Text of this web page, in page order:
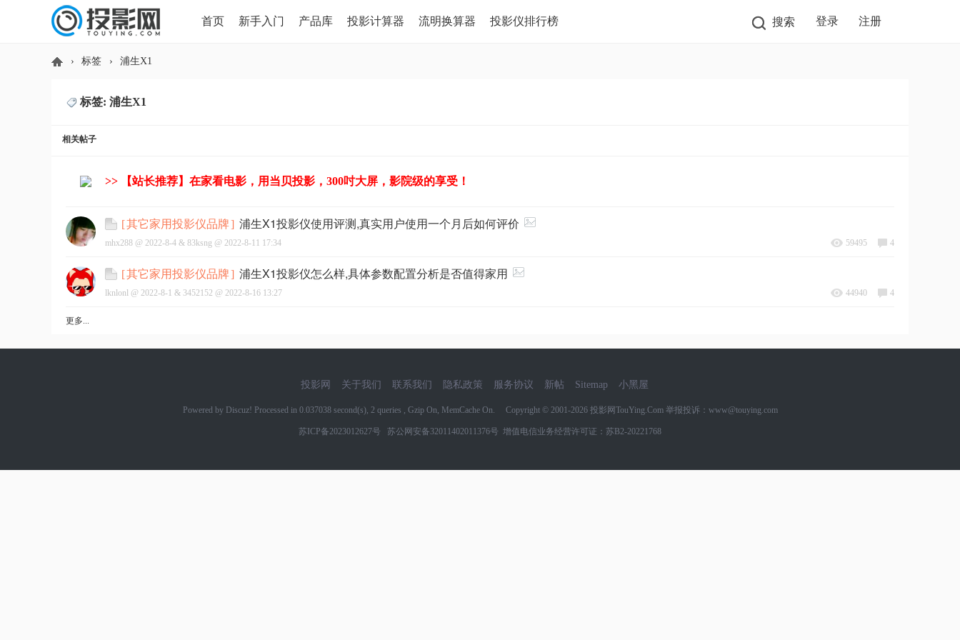
首页 新手入门 产品库 投影计算器 流明换算器 投影仪排行榜
HDMI版本对比 导读
搜索 登录 注册
› 标签 › 浦生X1
标签: 浦生X1
相关帖子
>> 【站长推荐】在家看电影，用当贝投影，300吋大屏，影院级的享受！
[其它家用投影仪品牌] 浦生X1投影仪使用评测,真实用户使用一个月后如何评价
mhx288 @ 2022-8-4 & 83ksng @ 2022-8-11 17:34 59495 4
[其它家用投影仪品牌] 浦生X1投影仪怎么样,具体参数配置分析是否值得家用
lknlonl @ 2022-8-1 & 3452152 @ 2022-8-16 13:27 44940 4
更多...
投影网 关于我们 联系我们 隐私政策 服务协议 新帖 Sitemap 小黑屋
Powered by Discuz! Processed in 0.037038 second(s), 2 queries , Gzip On, MemCache On. Copyright © 2001-2026 投影网TouYing.Com举报投诉：www@touying.com
苏ICP备2023012627号 苏公网安备32011402011376号 增值电信业务经营许可证：苏B2-20221768